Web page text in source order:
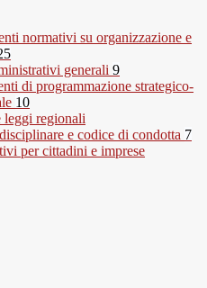
normativi su organizzazione e
generali 9
di programmazione strategico-
10
leggi regionali
e codice di condotta 7
per cittadini e imprese